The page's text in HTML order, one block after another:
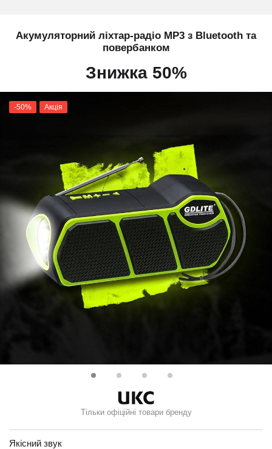
Акумуляторний ліхтар-радіо MP3 з Bluetooth та
повербанком
Знижка 50%
-50% Акція
Тільки офіційні товари бренду
Якісний звук